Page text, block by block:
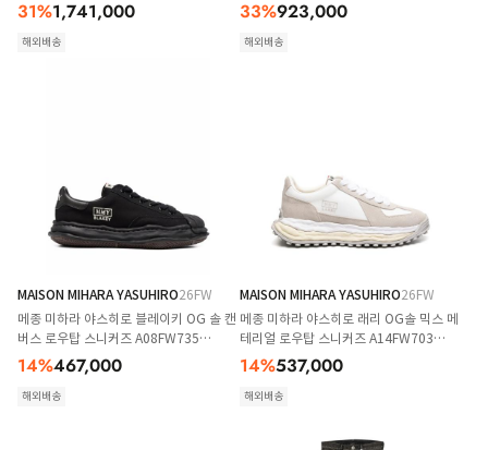
31%1,741,000
해외배송
33%923,000
해외배송
MAISON MIHARA YASUHIRO26FW
메종 미하라 야스히로 블레이키 OG 솔 캔
버스 로우탑 스니커즈 A08FW735
BLKBK BLACK
14%467,000
해외배송
MAISON MIHARA YASUHIRO26FW
메종 미하라 야스히로 래리 OG솔 믹스 메
테리얼 로우탑 스니커즈 A14FW703
WHITE
14%537,000
해외배송